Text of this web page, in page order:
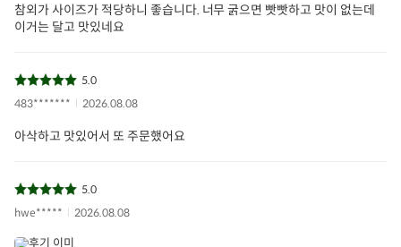
참외가 사이즈가 적당하니 좋습니다. 너무 굵으면 빳빳하고 맛이 없는데
이거는 달고 맛있네요
5.0
483*******
2026.08.08
아삭하고 맛있어서 또 주문했어요
5.0
hwe*****
2026.08.08